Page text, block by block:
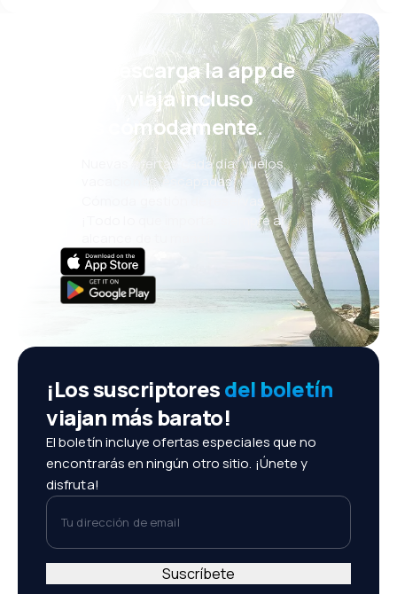
¡Eh! Descarga la app de
eSky y viaja incluso
más cómodamente.
Nuevas ofertas cada día: vuelos,
vacaciones, escapadas
Cómoda gestión de reservas
¡Todo lo que importa, siempre al
¡Los suscriptoresdel boletín
viajan más barato!
El boletín incluye ofertas especiales que no
encontrarás en ningún otro sitio. ¡Únete y
disfruta!
Tu dirección de email
Suscríbete